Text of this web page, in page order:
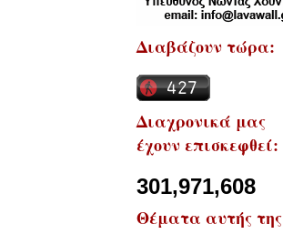
Διαβάζουν τώρα:
Διαχρονικά μας
έχουν επισκεφθεί:
301,971,608
Θέματα αυτής της